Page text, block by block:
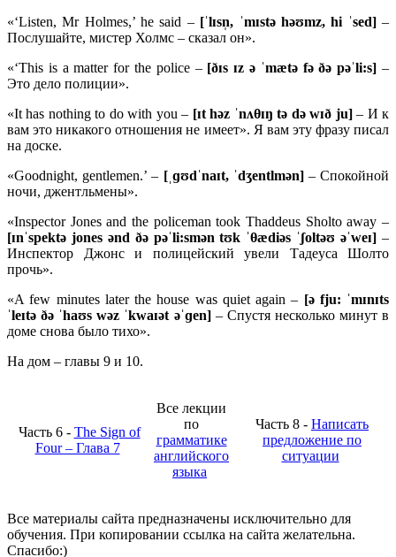
«‘Listen, Mr Holmes,’ he said – [ˈlɪsn̩, ˈmɪstə həʊmz, hi ˈsed]–
Послушайте, мистер Холмс – сказал он».
«‘This is a matter for the police – [ðɪs ɪz ə ˈmætə fə ðə pəˈli:s]–
Это дело полиции».
«It has nothing to do with you – [ɪt həz ˈnʌθɪŋ tə də wɪð ju]– И к
вам это никакого отношения не имеет». Я вам эту фразу писал
на доске.
«Goodnight, gentlemen.’ – [ˌɡʊdˈnaɪt, ˈdʒentlmən] – Спокойной
ночи, джентльмены».
«Inspector Jones and the policeman took Thaddeus Sholto away –
[ɪnˈspektə jones ənd ðə pəˈli:smən tʊk ˈθædiəs ˈʃoltəʊ əˈweɪ] –
Инспектор Джонс и полицейский увели Тадеуса Шолто
прочь».
«A few minutes later the house was quiet again – [ə fju: ˈmɪnɪts
ˈleɪtə ðə ˈhaʊs wəz ˈkwaɪət əˈɡen] – Спустя несколько минут в
доме снова было тихо».
На дом – главы 9 и 10.
Часть 6 - The Sign of
Four – Глава 7
Все лекции
по
грамматике
английского
языка
Часть 8 - Написать
предложение по
ситуации
Все материалы сайта предназначены исключительно для
обучения. При копировании ссылка на сайта желательна.
Спасибо:)